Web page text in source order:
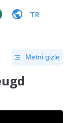
TR
Metni gizle